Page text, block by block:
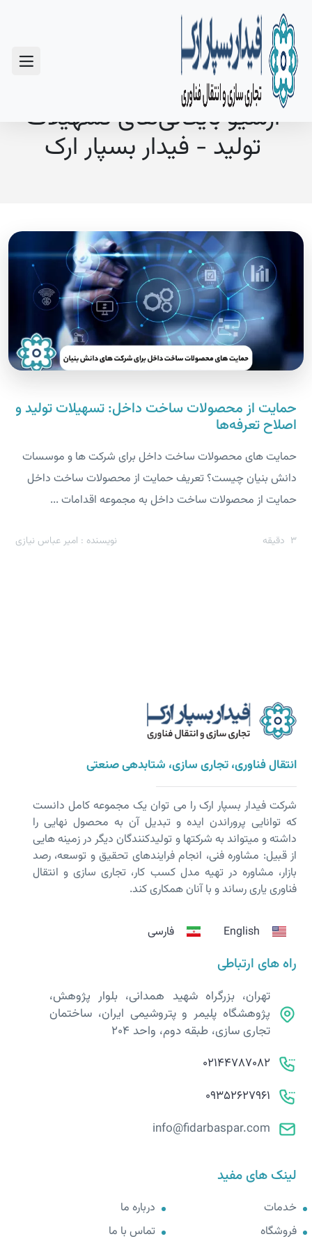
آرشیو بایگانی‌های تسهیلات
تولید - فیدار بسپار ارک
حمایت از محصولات ساخت داخل: تسهیلات تولید و
اصلاح تعرفه‌ها
حمایت های محصولات ساخت داخل برای شرکت ها و موسسات
دانش بنیان چیست؟ تعریف حمایت از محصولات ساخت داخل
حمایت از محصولات ساخت داخل به مجموعه اقدامات ...
3 دقیقه نویسنده : امیر عباس نیازی
انتقال فناوری، تجاری سازی، شتابدهی صنعتی
شرکت فیدار بسپار ارک را می توان یک مجموعه کامل دانست
که توانایی پروراندن ایده و تبدیل آن به محصول نهایی را
داشته و می­تواند به شرکت­ها و تولیدکنندگان دیگر در زمینه هایی
از قبیل: مشاوره فنی، انجام فرایندهای تحقیق و توسعه، رصد
بازار، مشاوره در تهیه مدل کسب کار، تجاری سازی و انتقال
فناوری یاری رساند و با آنان همکاری کند.
English فارسی
راه های ارتباطی
تهران، بزرگراه شهید همدانی، بلوار پژوهش،
پژوهشگاه پلیمر و پتروشیمی ایران، ساختمان
تجاری سازی، طبقه دوم، واحد 204
02144787082
09352627961
info@fidarbaspar.com
لینک های مفید
خدمات
فروشگاه
درباره ما
تماس با ما